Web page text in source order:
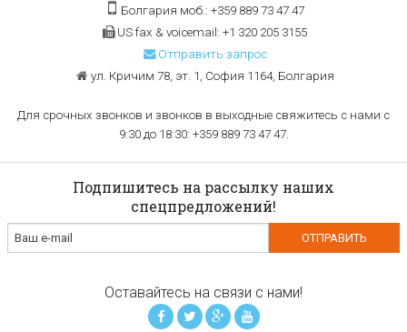
Болгария моб.: +359 889 73 47 47
US fax & voicemail: +1 320 205 3155
Отправить запрос
ул. Кричим 78, эт. 1, София 1164, Болгария
Для срочных звонков и звонков в выходные свяжитесь с нами с
9:30 до 18:30: +359 889 73 47 47.
Подпишитесь на рассылку наших
спецпредложений!
Оставайтесь на связи с нами!